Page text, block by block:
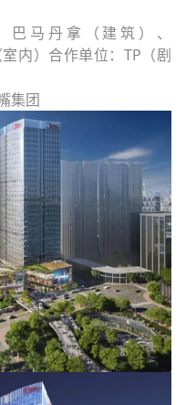
巴马丹拿（建筑）、
室内）合作单位： TP （剧
集团